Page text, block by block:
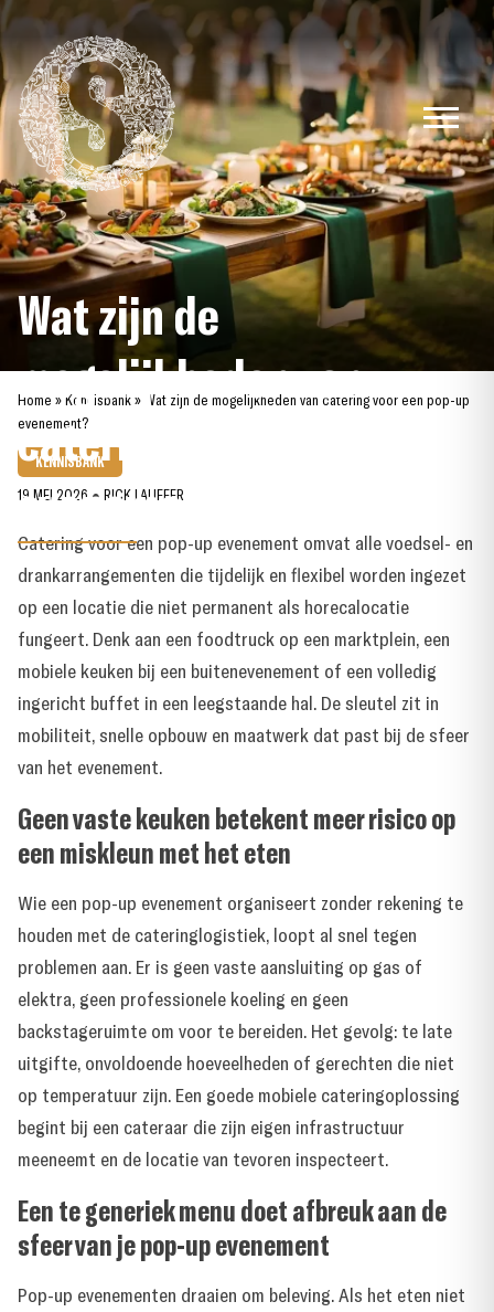
Skip
to
content
Home »Kennisbank» Wat zijn de mogelijkheden van catering voor een pop-up
evenement?
KENNISBANK
Wat zijn de
mogelijkheden van
catering voor een pop-up
evenement?
19 MEI 2026 ● RICK LAUFFER
Catering voor een pop-up evenement omvat alle voedsel- en
drankarrangementen die tijdelijk en flexibel worden ingezet
op een locatie die niet permanent als horecalocatie
fungeert. Denk aan een foodtruck op een marktplein, een
mobiele keuken bij een buitenevenement of een volledig
ingericht buffet in een leegstaande hal. De sleutel zit in
mobiliteit, snelle opbouw en maatwerk dat past bij de sfeer
van het evenement.
Geen vaste keuken betekent meer risico op
een miskleun met het eten
Wie een pop-up evenement organiseert zonder rekening te
houden met de cateringlogistiek, loopt al snel tegen
problemen aan. Er is geen vaste aansluiting op gas of
elektra, geen professionele koeling en geen
backstageruimte om voor te bereiden. Het gevolg: te late
uitgifte, onvoldoende hoeveelheden of gerechten die niet
op temperatuur zijn. Een goede mobiele cateringoplossing
begint bij een cateraar die zijn eigen infrastructuur
meeneemt en de locatie van tevoren inspecteert.
Een te generiek menu doet afbreuk aan de
sfeer van je pop-up evenement
Pop-up evenementen draaien om beleving. Als het eten niet